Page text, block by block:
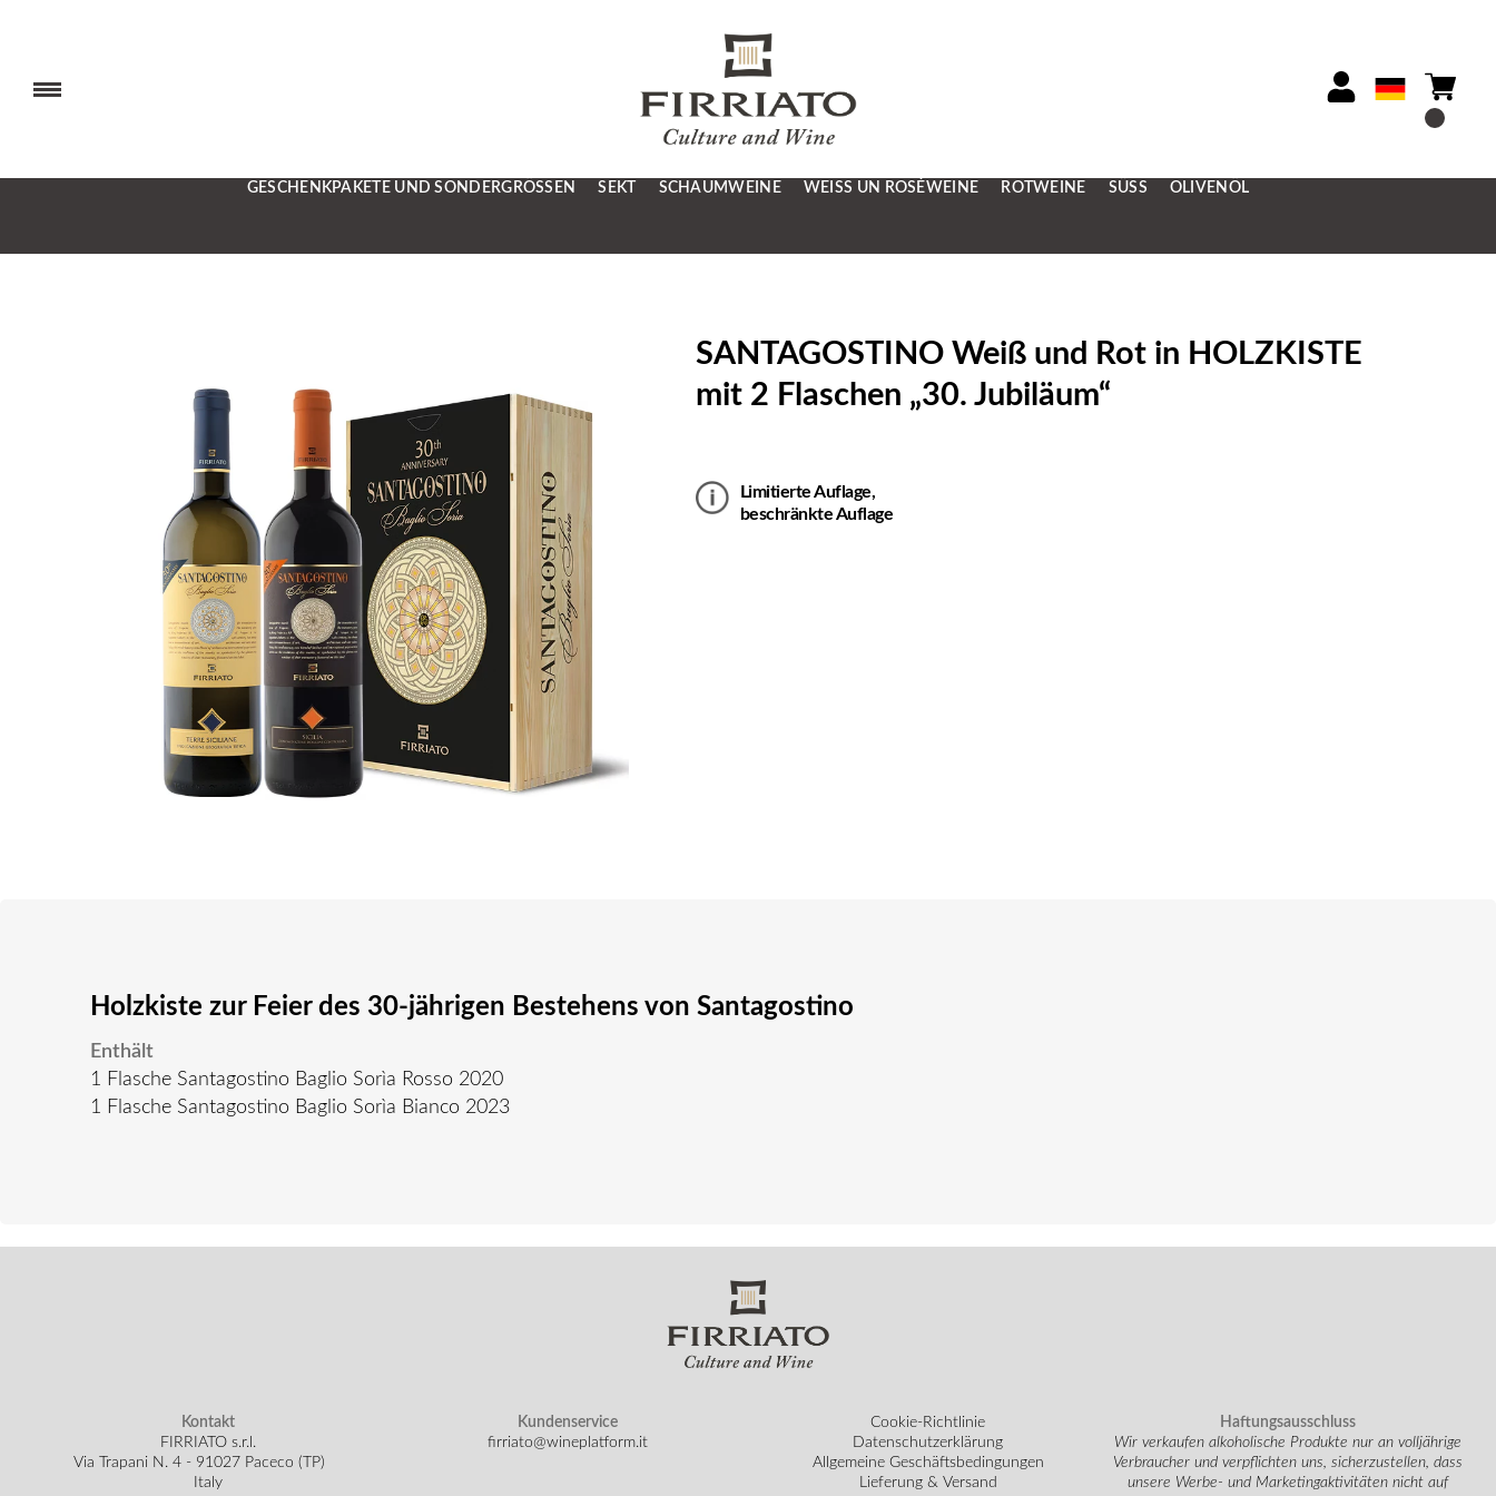
GESCHENKPAKETE UND SONDERGRÖSSEN SEKT SCHAUMWEINE WEISS UN ROSÉWEINE ROTWEINE SÜSS OLIVENÖL
SANTAGOSTINO Weiß und Rot in HOLZKISTE
mit 2 Flaschen „30. Jubiläum“
Limitierte Auflage,
beschränkte Auflage
Holzkiste zur Feier des 30-jährigen Bestehens von Santagostino
Enthält
1 Flasche Santagostino Baglio Sorìa Rosso 2020
1 Flasche Santagostino Baglio Sorìa Bianco 2023
Kontakt
FIRRIATO s.r.l.
Via Trapani N. 4 - 91027 Paceco (TP)
Italy
Kundenservice
firriato@wineplatform.it
Cookie-Richtlinie
Datenschutzerklärung
Allgemeine Geschäftsbedingungen
Lieferung & Versand
Haftungsausschluss
Wir verkaufen alkoholische Produkte nur an volljährige
Verbraucher und verpflichten uns, sicherzustellen, dass
unsere Werbe- und Marketingaktivitäten nicht auf